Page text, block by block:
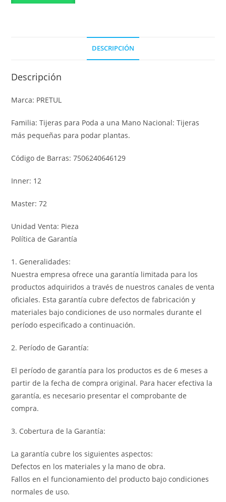
DESCRIPCIÓN
Descripción
Marca: PRETUL
Familia: Tijeras para Poda a una Mano Nacional: Tijeras
más pequeñas para podar plantas.
Código de Barras: 7506240646129
Inner: 12
Master: 72
Unidad Venta: Pieza
Política de Garantía
1. Generalidades:
Nuestra empresa ofrece una garantía limitada para los
productos adquiridos a través de nuestros canales de venta
oficiales. Esta garantía cubre defectos de fabricación y
materiales bajo condiciones de uso normales durante el
período especificado a continuación.
2. Período de Garantía:
El período de garantía para los productos es de 6 meses a
partir de la fecha de compra original. Para hacer efectiva la
garantía, es necesario presentar el comprobante de
compra.
3. Cobertura de la Garantía:
La garantía cubre los siguientes aspectos:
Defectos en los materiales y la mano de obra.
Fallos en el funcionamiento del producto bajo condiciones
normales de uso.